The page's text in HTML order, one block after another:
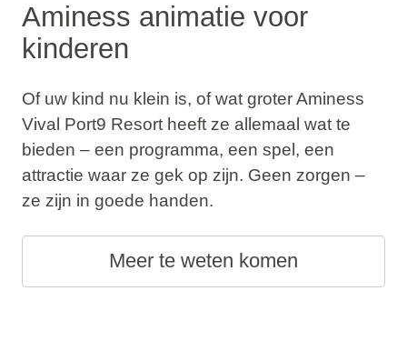
Aminess animatie voor
kinderen
Of uw kind nu klein is, of wat groter Aminess
Vival Port9 Resort heeft ze allemaal wat te
bieden – een programma, een spel, een
attractie waar ze gek op zijn. Geen zorgen –
ze zijn in goede handen.
Meer te weten komen